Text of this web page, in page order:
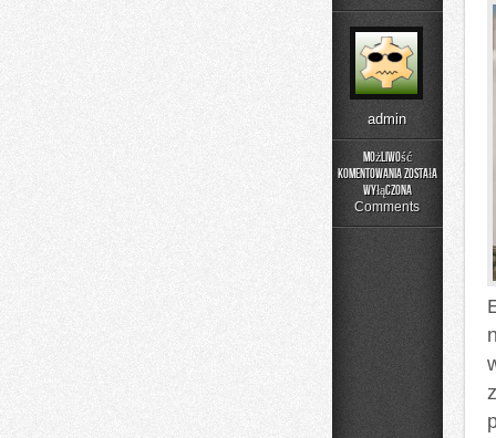
admin
Możliwość
komentowania
Edukacja
Styl
została
wyłączona
Comments